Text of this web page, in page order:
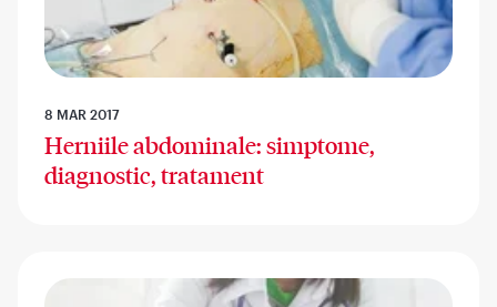
8 MAR 2017
Herniile abdominale: simptome,
diagnostic, tratament